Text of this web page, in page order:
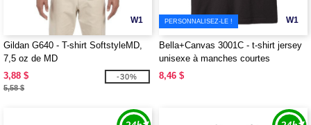
W1
Gildan G640 - T-shirt SoftstyleMD,
7,5 oz de MD
3,88 $
5,58 $
-30%
W1
PERSONNALISEZ-LE !
Bella+Canvas 3001C - t-shirt jersey
unisexe à manches courtes
8,46 $